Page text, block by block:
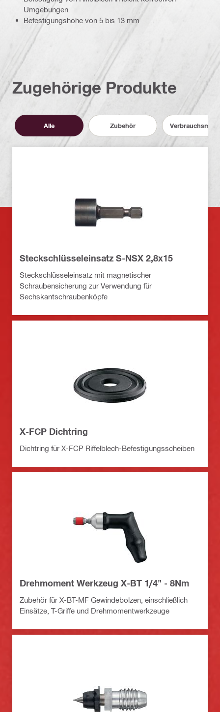
Umgebungen
Befestigungshöhe von 5 bis 13 mm
Zugehörige Produkte
Alle Zubehör
Steckschlüsseleinsatz S-NSX 2,8x15
Steckschlüsseleinsatz mit magnetischer
Schraubensicherung zur Verwendung für
Sechskantschraubenköpfe
X-FCP Dichtring
Dichtring für X-FCP Riffelblech-Befestigungsscheiben
Drehmoment Werkzeug X-BT 1/4" - 8Nm
Zubehör für X-BT-MF Gewindebolzen, einschließlich
Einsätze, T-Griffe und Drehmomentwerkzeuge